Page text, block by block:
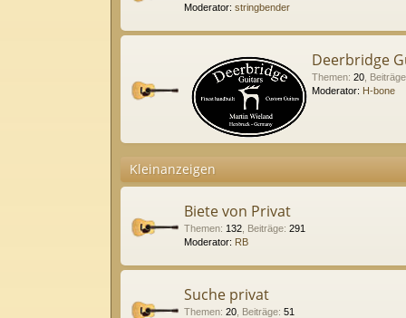
Moderator: stringbender
Deerbridge
Themen: 20 Beiträge
Moderator: H-bone
Kleinanzeigen
Biete von Privat
Themen: 132 Beiträge: 291
Moderator: RB
Suche privat
Themen: 20 Beiträge: 51